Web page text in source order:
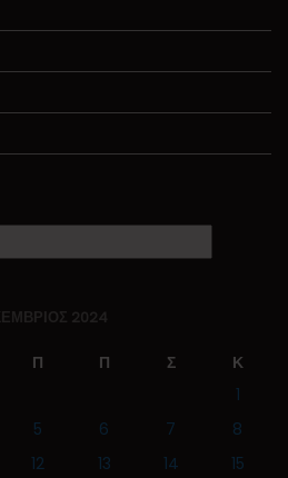
2024
Π Π Σ
Κ
1
5 6 7
8
12 13 14 15